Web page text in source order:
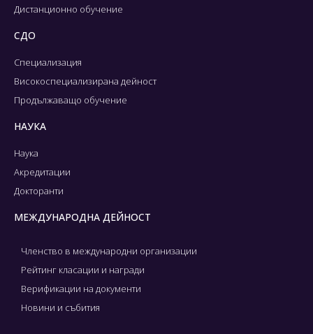
Дистанционно обучение
СДО
Специализация
Високоспециализирана дейност
Продължаващо обучение
НАУКА
Наука
Акредитации
Докторанти
МЕЖДУНАРОДНА ДЕЙНОСТ
Членство в международни организации
Рейтинг класации и награди
Верификации на документи
Новини и събития